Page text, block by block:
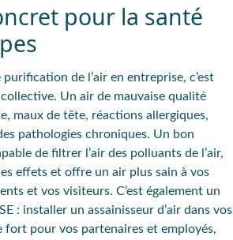
pour la santé
de l’air en entreprise, c’est
. Un air de mauvaise qualité
maux de tête, réactions allergiques,
pathologies chroniques. Un bon
de filtrer l’air des polluants de l’air,
effets et offre un air plus sain à vos
et vos visiteurs. C’est également un
: installer un assainisseur d’air dans vos
fort pour vos partenaires et employés,